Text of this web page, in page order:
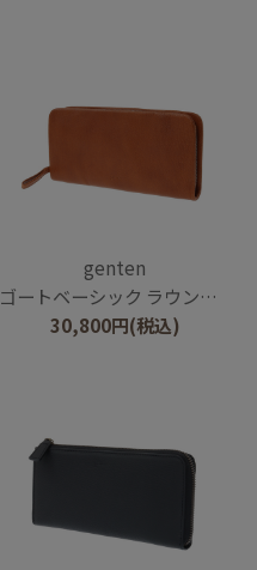
genten
ゴートベーシック ラウンド長財布
30,800円(税込)